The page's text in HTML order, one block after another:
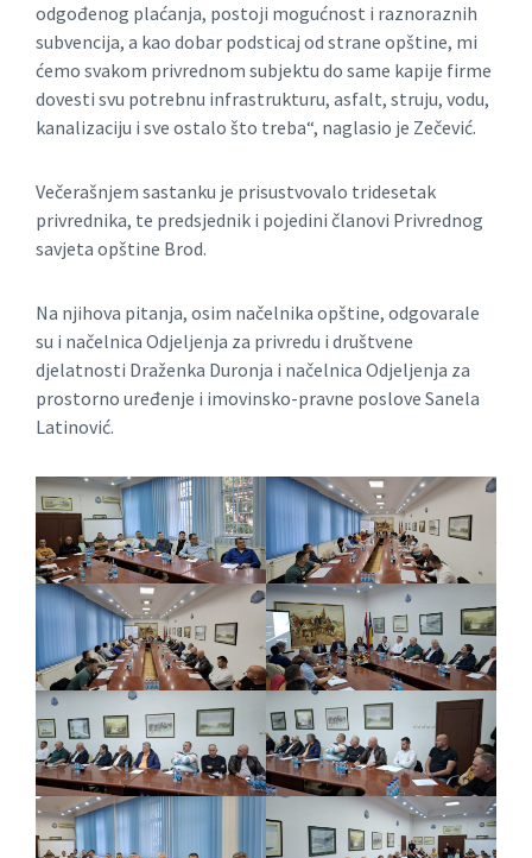
odgođenog plaćanja, postoji mogućnost i raznoraznih
subvencija, a kao dobar podsticaj od strane opštine, mi
ćemo svakom privrednom subjektu do same kapije firme
dovesti svu potrebnu infrastrukturu, asfalt, struju, vodu,
kanalizaciju i sve ostalo što treba“, naglasio je Zečević.
Večerašnjem sastanku je prisustvovalo tridesetak
privrednika, te predsjednik i pojedini članovi Privrednog
savjeta opštine Brod.
Na njihova pitanja, osim načelnika opštine, odgovarale
su i načelnica Odjeljenja za privredu i društvene
djelatnosti Draženka Duronja i načelnica Odjeljenja za
prostorno uređenje i imovinsko-pravne poslove Sanela
Latinović.